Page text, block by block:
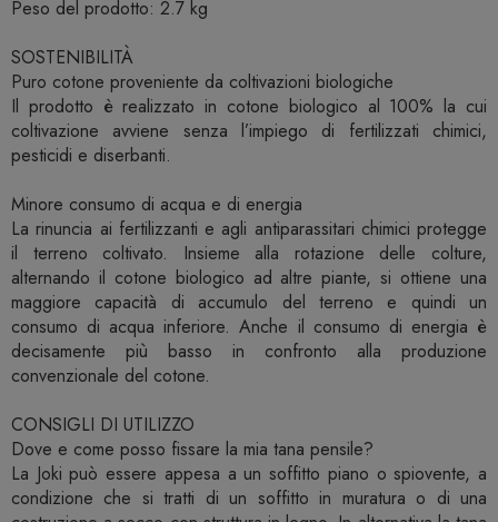
Peso del prodotto: 2.7 kg
SOSTENIBILITÀ
Puro cotone proveniente da coltivazioni biologiche
Il prodotto è realizzato in cotone biologico al 100% la cui
coltivazione avviene senza l’impiego di fertilizzati chimici,
pesticidi e diserbanti.
Minore consumo di acqua e di energia
La rinuncia ai fertilizzanti e agli antiparassitari chimici protegge
il terreno coltivato. Insieme alla rotazione delle colture,
alternando il cotone biologico ad altre piante, si ottiene una
maggiore capacità di accumulo del terreno e quindi un
consumo di acqua inferiore. Anche il consumo di energia è
decisamente più basso in confronto alla produzione
convenzionale del cotone.
CONSIGLI DI UTILIZZO
Dove e come posso fissare la mia tana pensile?
La Joki può essere appesa a un soffitto piano o spiovente, a
condizione che si tratti di un soffitto in muratura o di una